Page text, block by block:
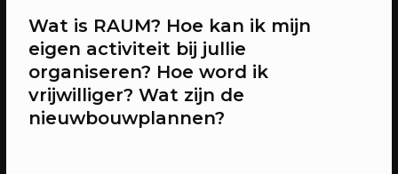
Wat is RAUM? Hoe kan ik mijn
eigen activiteit bij jullie
organiseren? Hoe word ik
vrijwilliger? Wat zijn de
nieuwbouwplannen?